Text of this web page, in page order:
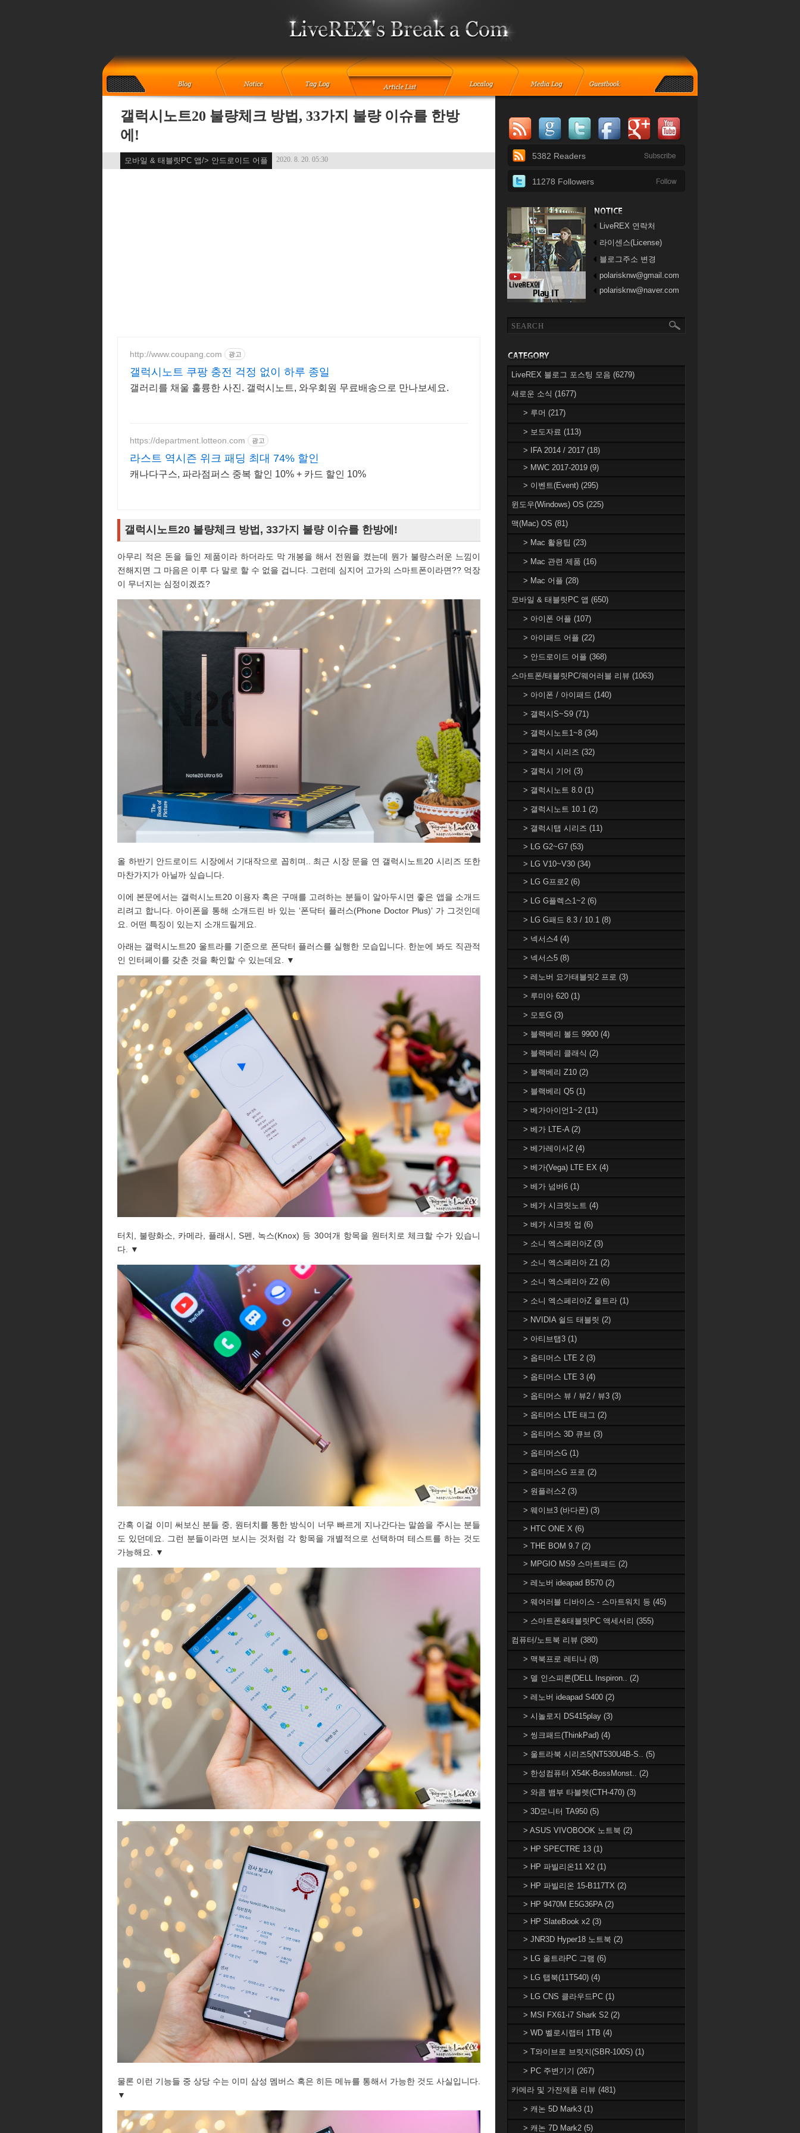
갤럭시노트20 불량체크 방법, 33가지 불량 이슈를 한방
에!
모바일 & 태블릿PC 앱/> 안드로이드 어플 2020. 8. 20. 05:30
http://www.coupang.com 광고
갤럭시노트 쿠팡 충전 걱정 없이 하루 종일
갤러리를 채울 훌륭한 사진. 갤럭시노트, 와우회원 무료배송으로 만나보세요.
https://department.lotteon.com 광고
라스트 역시즌 위크 패딩 최대 74% 할인
캐나다구스, 파라점퍼스 중복 할인 10% + 카드 할인 10%
갤럭시노트20 불량체크 방법, 33가지 불량 이슈를 한방에!
아무리 적은 돈을 들인 제품이라 하더라도 막 개봉을 해서 전원을 켰는데 뭔가 불량스러운 느낌이
전해지면 그 마음은 이루 다 말로 할 수 없을 겁니다. 그런데 심지어 고가의 스마트폰이라면?? 억장
이 무너지는 심정이겠죠?
올 하반기 안드로이드 시장에서 기대작으로 꼽히며.. 최근 시장 문을 연 갤럭시노트20 시리즈 또한
마찬가지가 아닐까 싶습니다.
이에 본문에서는 갤럭시노트20 이용자 혹은 구매를 고려하는 분들이 알아두시면 좋은 앱을 소개드
리려고 합니다. 아이폰을 통해 소개드린 바 있는 ‘폰닥터 플러스(Phone Doctor Plus)’ 가 그것인데
요. 어떤 특징이 있는지 소개드릴게요.
아래는 갤럭시노트20 울트라를 기준으로 폰닥터 플러스를 실행한 모습입니다. 한눈에 봐도 직관적
인 인터페이를 갖춘 것을 확인할 수 있는데요. ▼
터치, 불량화소, 카메라, 플래시, S펜, 녹스(Knox) 등 30여개 항목을 원터치로 체크할 수가 있습니
다. ▼
간혹 이걸 이미 써보신 분들 중, 원터치를 통한 방식이 너무 빠르게 지나간다는 말씀을 주시는 분들
도 있던데요. 그런 분들이라면 보시는 것처럼 각 항목을 개별적으로 선택하며 테스트를 하는 것도
가능해요. ▼
물론 이런 기능들 중 상당 수는 이미 삼성 멤버스 혹은 히든 메뉴를 통해서 가능한 것도 사실입니다.
▼
5382 Readers
11278 Followers
LiveREX 연락처
라이센스(License)
블로그주소 변경
polarisknw@gmail.com
polarisknw@naver.com
LiveREX 블로그 포스팅 모음 (6279)
새로운 소식 (1677)
> 루머 (217)
> 보도자료 (113)
> IFA 2014 / 2017 (18)
> MWC 2017-2019 (9)
> 이벤트(Event) (295)
윈도우(Windows) OS (225)
맥(Mac) OS (81)
> Mac 활용팁 (23)
> Mac 관련 제품 (16)
> Mac 어플 (28)
모바일 & 태블릿PC 앱 (650)
> 아이폰 어플 (107)
> 아이패드 어플 (22)
> 안드로이드 어플 (368)
스마트폰/태블릿PC/웨어러블 리뷰 (1063)
> 아이폰 / 아이패드 (140)
> 갤럭시S~S9 (71)
> 갤럭시노트1~8 (34)
> 갤럭시 시리즈 (32)
> 갤럭시 기어 (3)
> 갤럭시노트 8.0 (1)
> 갤럭시노트 10.1 (2)
> 갤럭시탭 시리즈 (11)
> LG G2~G7 (53)
> LG V10~V30 (34)
> LG G프로2 (6)
> LG G플렉스1~2 (6)
> LG G패드 8.3 / 10.1 (8)
> 넥서스4 (4)
> 넥서스5 (8)
> 레노버 요가태블릿2 프로 (3)
> 루미아 620 (1)
> 모토G (3)
> 블랙베리 볼드 9900 (4)
> 블랙베리 클래식 (2)
> 블랙베리 Z10 (2)
> 블랙베리 Q5 (1)
> 베가아이언1~2 (11)
> 베가 LTE-A (2)
> 베가레이서2 (4)
> 베가(Vega) LTE EX (4)
> 베가 넘버6 (1)
> 베가 시크릿노트 (4)
> 베가 시크릿 업 (6)
> 소니 엑스페리아Z (3)
> 소니 엑스페리아 Z1 (2)
> 소니 엑스페리아 Z2 (6)
> 소니 엑스페리아Z 울트라 (1)
> NVIDIA 쉴드 태블릿 (2)
> 아티브탭3 (1)
> 옵티머스 LTE 2 (3)
> 옵티머스 LTE 3 (4)
> 옵티머스 뷰 / 뷰2 / 뷰3 (3)
> 옵티머스 LTE 태그 (2)
> 옵티머스 3D 큐브 (3)
> 옵티머스G (1)
> 옵티머스G 프로 (2)
> 원플러스2 (3)
> 웨이브3 (바다폰) (3)
> HTC ONE X (6)
> THE BOM 9.7 (2)
> MPGIO MS9 스마트패드 (2)
> 레노버 ideapad B570 (2)
> 웨어러블 디바이스 - 스마트워치 등 (45)
> 스마트폰&태블릿PC 액세서리 (355)
컴퓨터/노트북 리뷰 (380)
> 맥북프로 레티나 (8)
> 델 인스피론(DELL Inspiron.. (2)
> 레노버 ideapad S400 (2)
> 시놀로지 DS415play (3)
> 씽크패드(ThinkPad) (4)
> 울트라북 시리즈5(NT530U4B-S.. (5)
> 한성컴퓨터 X54K-BossMonst.. (2)
> 와콤 뱀부 타블렛(CTH-470) (3)
> 3D모니터 TA950 (5)
> ASUS VIVOBOOK 노트북 (2)
> HP SPECTRE 13 (1)
> HP 파빌리온11 X2 (1)
> HP 파빌리온 15-B117TX (2)
> HP 9470M E5G36PA (2)
> HP SlateBook x2 (3)
> JNR3D Hyper18 노트북 (2)
> LG 울트라PC 그램 (6)
> LG 탭북(11T540) (4)
> LG CNS 클라우드PC (1)
> MSI FX61-i7 Shark S2 (2)
> WD 벨로시랩터 1TB (4)
> T와이브로 브릿지(SBR-100S) (1)
> PC 주변기기 (267)
카메라 및 가전제품 리뷰 (481)
> 캐논 5D Mark3 (1)
> 캐논 7D Mark2 (5)